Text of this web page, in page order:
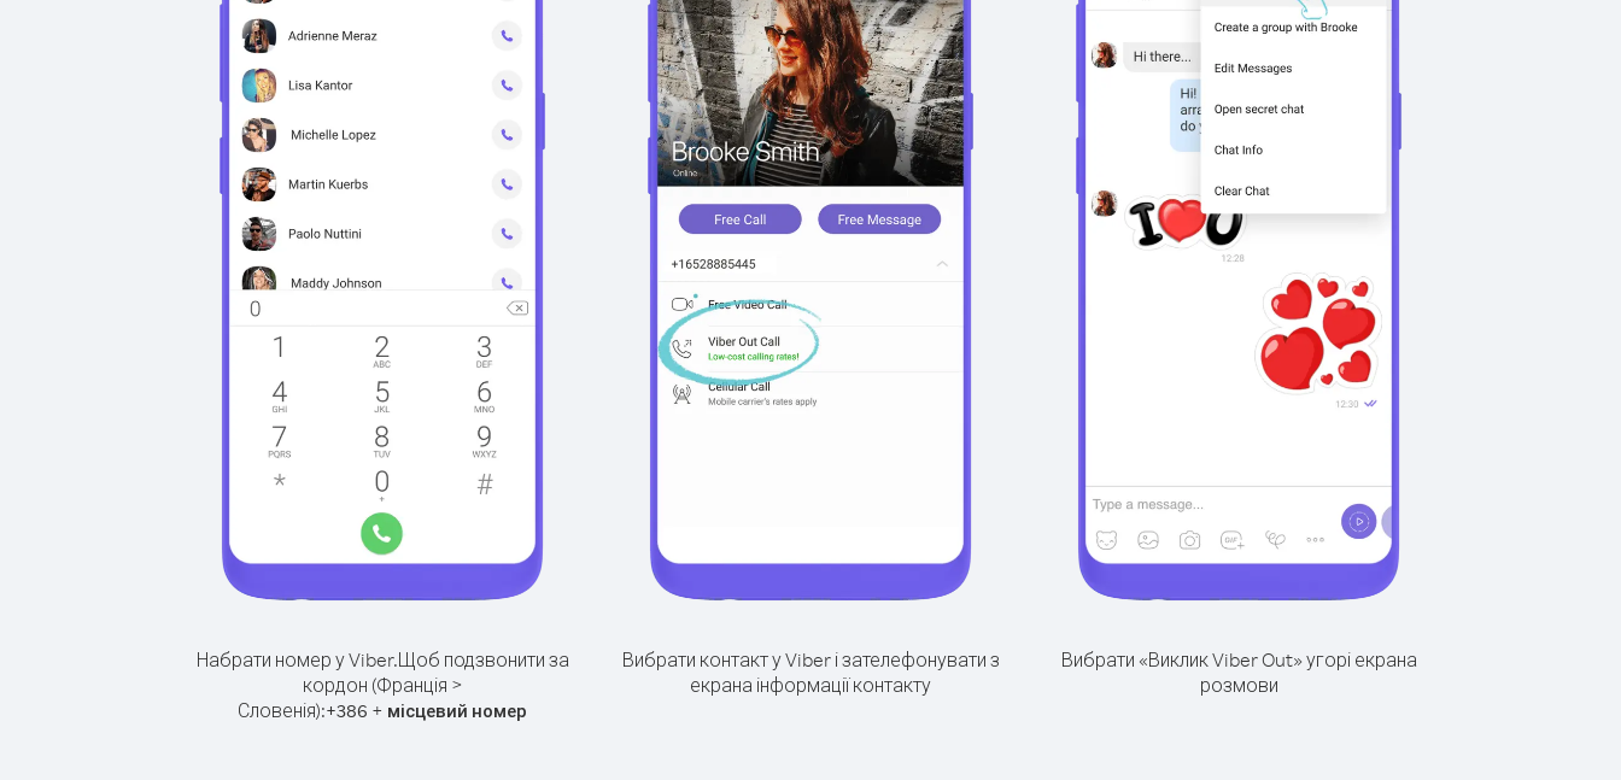
Набрати номер у Viber.Щоб подзвонити за
кордон (Франція >
Словенія):+386 + місцевий номер
Вибрати контакт у Viber і зателефонувати з
екрана інформації контакту
Вибрати «Виклик Viber Out» угорі екрана
розмови